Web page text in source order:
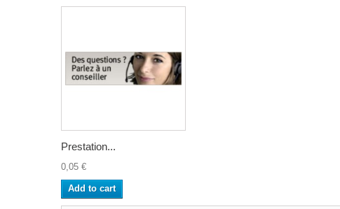
Prestation...
0,05 €
Add to cart